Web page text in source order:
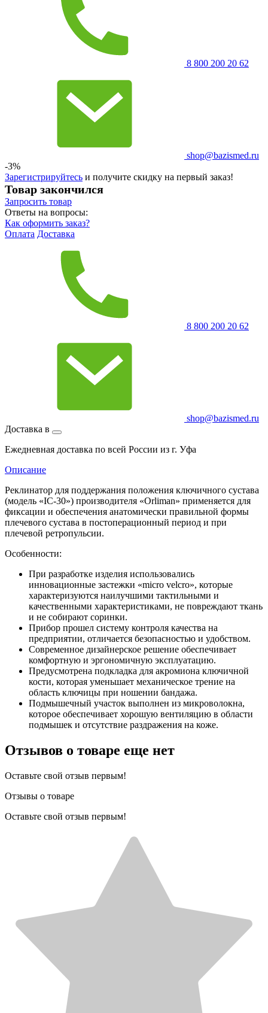
8 800 200 20 62
shop@bazismed.ru
-3%
Зарегистрируйтесь и получите скидку на первый заказ!
Товар закончился
Запросить товар
Ответы на вопросы:
Как оформить заказ?
Оплата Доставка
8 800 200 20 62
shop@bazismed.ru
Доставка в
Ежедневная доставка по всей России из г. Уфа
Описание
Реклинатор для поддержания положения ключичного сустава
(модель «IC-30») производителя «Orliman» применяется для
фиксации и обеспечения анатомически правильной формы
плечевого сустава в постоперационный период и при
плечевой ретропульсии.
Особенности:
При разработке изделия использовались
инновационные застежки «micro velcro», которые
характеризуются наилучшими тактильными и
качественными характеристиками, не повреждают ткань
и не собирают соринки.
Прибор прошел систему контроля качества на
предприятии, отличается безопасностью и удобством.
Современное дизайнерское решение обеспечивает
комфортную и эргономичную эксплуатацию.
Предусмотрена подкладка для акромиона ключичной
кости, которая уменьшает механическое трение на
область ключицы при ношении бандажа.
Подмышечный участок выполнен из микроволокна,
которое обеспечивает хорошую вентиляцию в области
подмышек и отсутствие раздражения на коже.
Отзывов о товаре еще нет
Оставьте свой отзыв первым!
Отзывы о товаре
Оставьте свой отзыв первым!